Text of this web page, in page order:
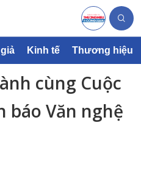
Kinh tế Thương hiệu
cùng Cuộc
Văn nghệ